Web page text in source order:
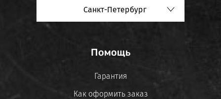
Санкт-Петербург
Помощь
Гарантия
Как оформить заказ